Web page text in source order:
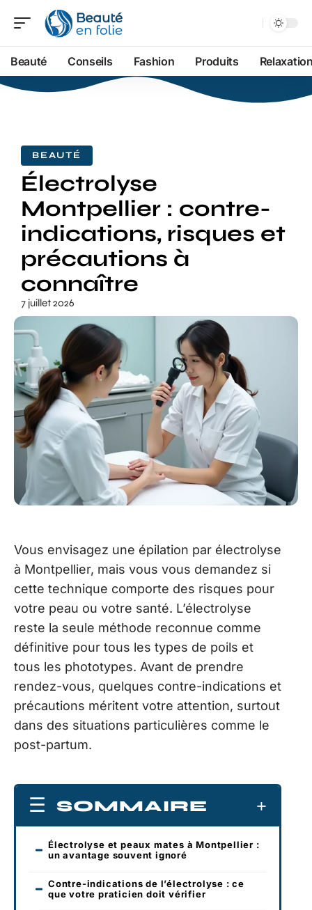
Beauté Conseils Fashion Produits
BEAUTÉ
Électrolyse
Montpellier : contre-
indications, risques et
précautions à
connaître
7 juillet 2026
Vous envisagez une épilation par électrolyse
à Montpellier, mais vous vous demandez si
cette technique comporte des risques pour
votre peau ou votre santé. L’électrolyse
reste la seule méthode reconnue comme
définitive pour tous les types de poils et
tous les phototypes. Avant de prendre
rendez-vous, quelques contre-indications et
précautions méritent votre attention, surtout
dans des situations particulières comme le
post-partum.
SOMMAIRE
Électrolyse et peaux mates à Montpellier :
un avantage souvent ignoré
Contre-indications de l’électrolyse : ce
que votre praticien doit vérifier